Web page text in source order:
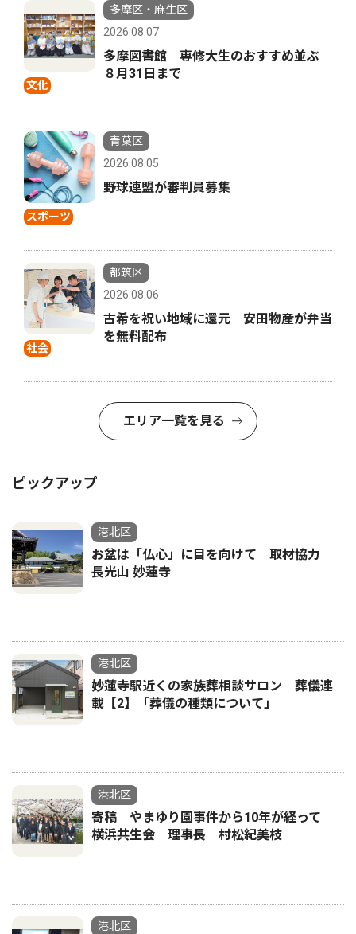
文化
多摩区・麻生区
2026.08.07
多摩図書館 専修大生のおすすめ並ぶ
８月31日まで
スポーツ
青葉区
2026.08.05
野球連盟が審判員募集
社会
都筑区
2026.08.06
古希を祝い地域に還元 安田物産が弁当
を無料配布
エリア一覧を見る
ピックアップ
港北区
お盆は「仏心」に目を向けて 取材協力
長光山 妙蓮寺
港北区
妙蓮寺駅近くの家族葬相談サロン 葬儀連
載【2】「葬儀の種類について」
港北区
寄稿 やまゆり園事件から10年が経って
横浜共生会 理事長 村松紀美枝
港北区